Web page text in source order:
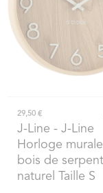
29,50 €
J-Line - J-Line
Horloge
bois de
naturel Taille S